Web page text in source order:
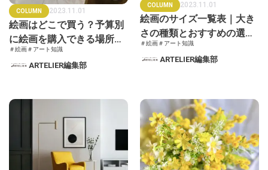
COLUMN 2023.11.01
絵画はどこで買う？予算別
に絵画を購入できる場所と
方法、メリットデメリット
をわかりやすく解説！
＃絵画＃アート知識
ARTELIER編集部
COLUMN 2023.11.01
絵画のサイズ一覧表｜大き
さの種類とおすすめの選び
方
＃絵画＃アート知識
ARTELIER編集部